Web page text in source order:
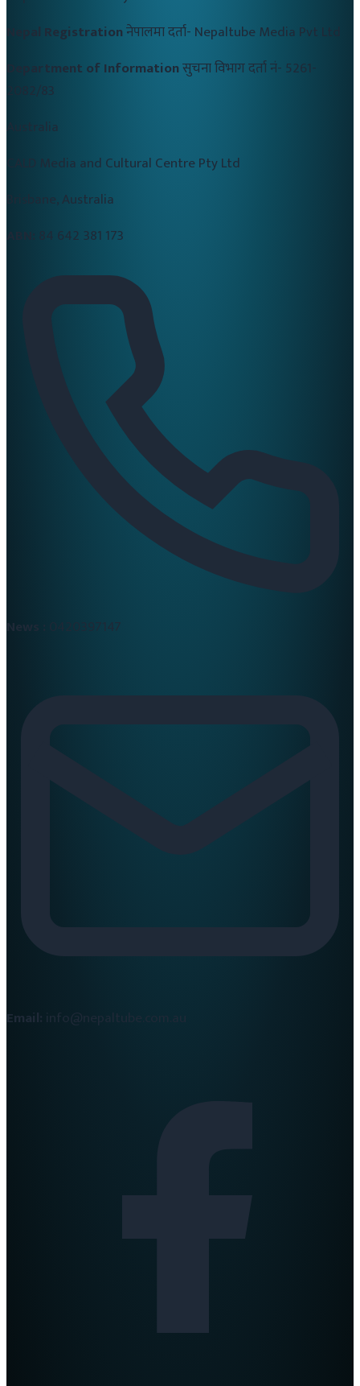
Nepal Registrationनेपालमा दर्ता- Nepaltube Media Pvt Ltd
Department of Informationसुचना विभाग दर्ता नं- 5261-
2082/83
Australia
CALD Media and Cultural Centre Pty Ltd
Brisbane, Australia
84 642 381 173
Email: